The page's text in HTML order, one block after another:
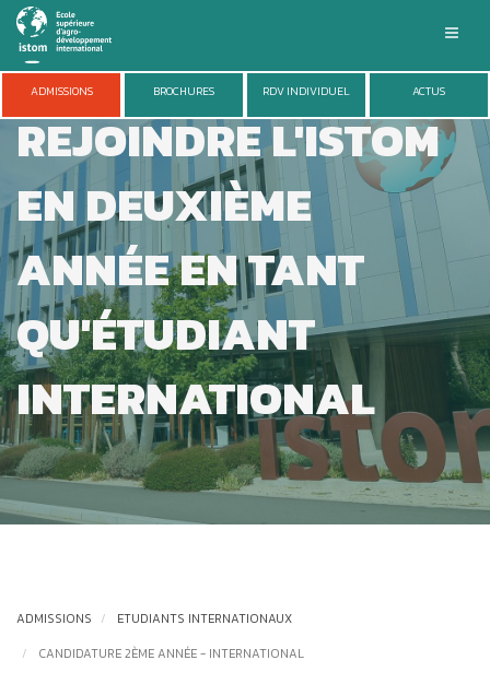
Aller
contenu
principal
ISTOM
FORMATIONS
ADMISSIONS
VIE DU CAMPUS
ENTREPRISES
RECHERCHE
ADMISSIONS BROCHURES RDV INDIVIDUEL ACTUS
REJOINDRE L'ISTOM
EN DEUXIÈME
ANNÉE EN TANT
QU'ÉTUDIANT
INTERNATIONAL
ADMISSIONS
ETUDIANTS INTERNATIONAUX
CANDIDATURE 2ÈME ANNÉE - INTERNATIONAL